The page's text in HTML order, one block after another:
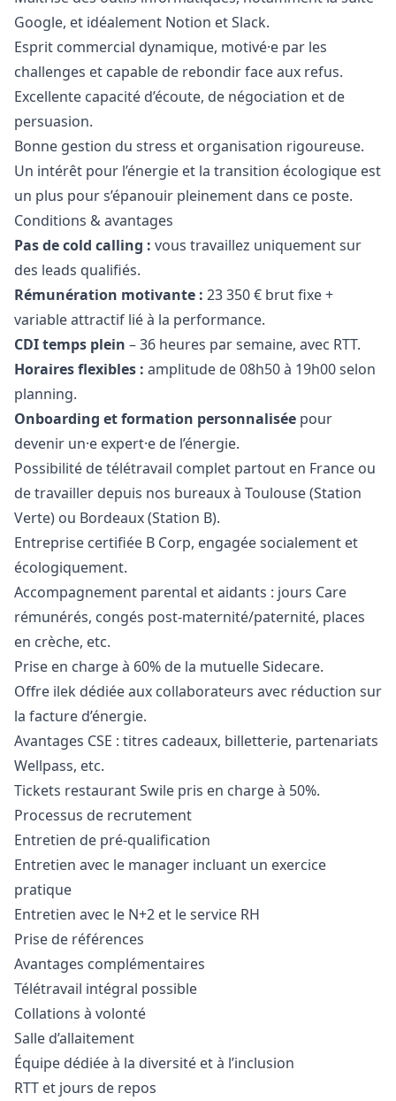
Google, et idéalement Notion et Slack.
Esprit commercial dynamique, motivé·e par les
challenges et capable de rebondir face aux refus.
Excellente capacité d’écoute, de négociation et de
persuasion.
Bonne gestion du stress et organisation rigoureuse.
Un intérêt pour l’énergie et la transition écologique est
un plus pour s’épanouir pleinement dans ce poste.
Conditions & avantages
Pas de cold calling : vous travaillez uniquement sur
des leads qualifiés.
Rémunération motivante : 23 350 € brut fixe +
variable attractif lié à la performance.
CDI temps plein – 36 heures par semaine, avec RTT.
Horaires flexibles : amplitude de 08h50 à 19h00 selon
planning.
Onboarding et formation personnalisée pour
devenir un·e expert·e de l’énergie.
Possibilité de télétravail complet partout en France ou
de travailler depuis nos bureaux à Toulouse (Station
Verte) ou Bordeaux (Station B).
Entreprise certifiée B Corp, engagée socialement et
écologiquement.
Accompagnement parental et aidants : jours Care
rémunérés, congés post-maternité/paternité, places
en crèche, etc.
Prise en charge à 60% de la mutuelle Sidecare.
Offre ilek dédiée aux collaborateurs avec réduction sur
la facture d’énergie.
Avantages CSE : titres cadeaux, billetterie, partenariats
Wellpass, etc.
Tickets restaurant Swile pris en charge à 50%.
Processus de recrutement
Entretien de pré-qualification
Entretien avec le manager incluant un exercice
pratique
Entretien avec le N+2 et le service RH
Prise de références
Avantages complémentaires
Télétravail intégral possible
Collations à volonté
Salle d’allaitement
Équipe dédiée à la diversité et à l’inclusion
RTT et jours de repos